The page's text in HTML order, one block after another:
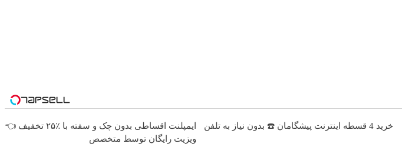
خرید 4 قسطه اینترنت پیشگامان ☎️ بدون نیاز به تلفن
ایمپلنت اقساطی بدون چک و سفته با ٪۲۵ تخفیف 👈
ویزیت رایگان توسط متخصص